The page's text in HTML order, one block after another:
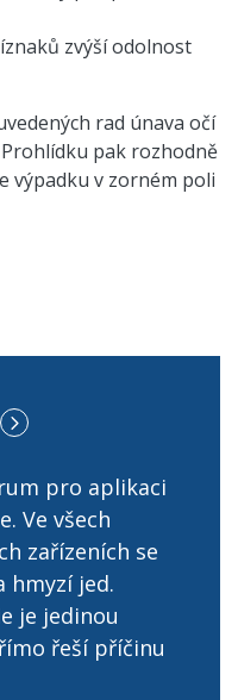
zvýší odolnost
rad únava očí
pak rozhodně
výpadku v zorném poli
pro aplikaci
Ve všech
zařízeních se
hmyzí jed.
je jedinou
řeší příčinu